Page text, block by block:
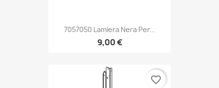
7057050 Lamiera Nera Per...
9,00 €
favorite_border